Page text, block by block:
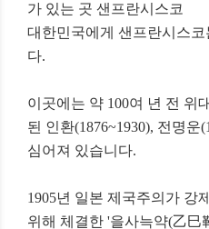
가 있는 곳 샌프란시스코
대한민국에게 샌프란시스코
다.
이곳에는 약 100여 년 전 위
된 인환(1876~1930), 전명운
심어져 있습니다.
1905년 일본 제국주의가 강
위해 체결한 '을사늑약(乙巳